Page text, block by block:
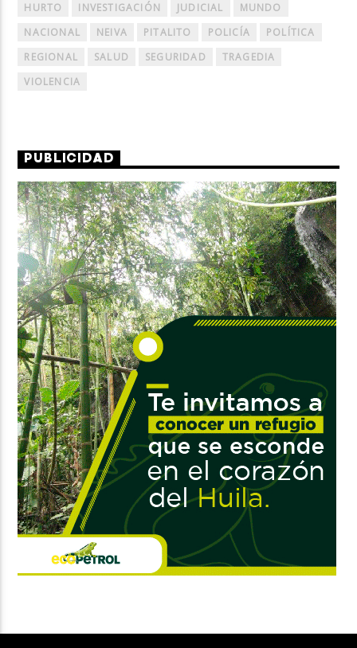
HURTO
INVESTIGACIÓN JUDICIAL
MUNDO
NACIONAL
NEIVA PITALITO POLICÍA
POLÍTICA
REGIONAL
SALUD SEGURIDAD
TRAGEDIA
VIOLENCIA
PUBLICIDAD